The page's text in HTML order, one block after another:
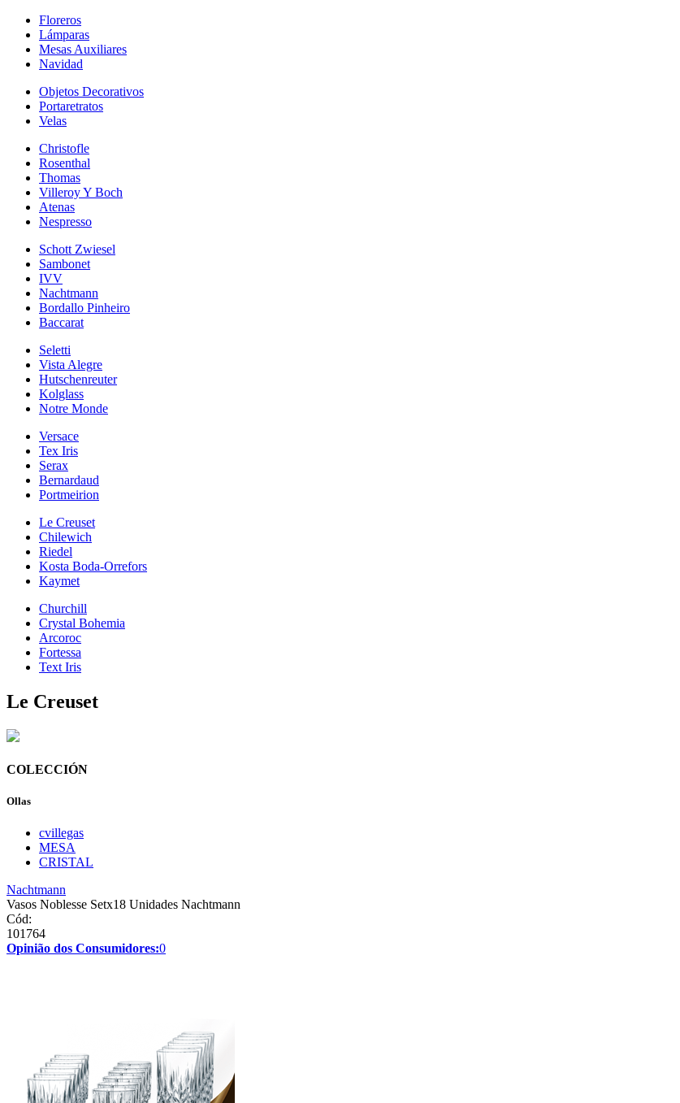
Floreros
Lámparas
Mesas Auxiliares
Navidad
Objetos Decorativos
Portaretratos
Velas
Christofle
Rosenthal
Thomas
Villeroy Y Boch
Atenas
Nespresso
Schott Zwiesel
Sambonet
IVV
Nachtmann
Bordallo Pinheiro
Baccarat
Seletti
Vista Alegre
Hutschenreuter
Kolglass
Notre Monde
Versace
Tex Iris
Serax
Bernardaud
Portmeirion
Le Creuset
Chilewich
Riedel
Kosta Boda-Orrefors
Kaymet
Churchill
Crystal Bohemia
Arcoroc
Fortessa
Text Iris
Le Creuset
COLECCIÓN
Ollas
cvillegas
MESA
CRISTAL
Nachtmann
Vasos Noblesse Setx18 Unidades Nachtmann
Cód:
101764
Opinião dos Consumidores:0